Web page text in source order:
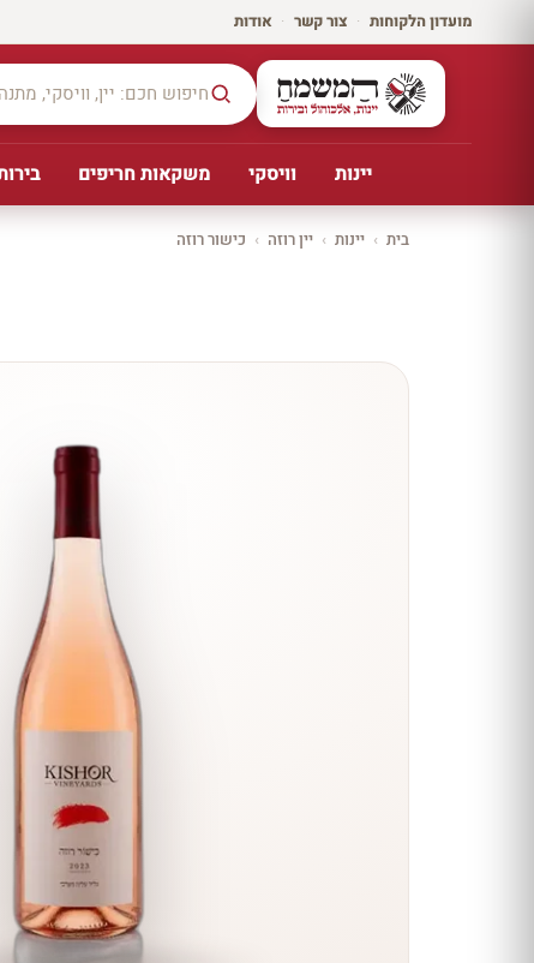
מועדון הלקוחות · צור קשר · אודות
יינות וויסקי משקאות חריפים
בית › יינות › יין רוזה › כישור רוזה
כל
לכל יינות יקב ירושלים ←